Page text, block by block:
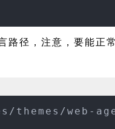
路径，注意，要能
themes/web-